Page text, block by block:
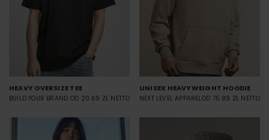
HEAVY OVERSIZE TEE
BUILD YOUR BRAND OD 20.69 ZŁ NETTO
UNISEX HEAVYWEIGHT HOODIE
NEXT LEVEL APPARELOD 75.89 ZŁ NETTO